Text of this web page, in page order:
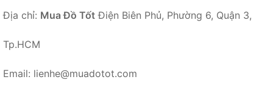
Địa chỉ: Mua Đồ Tốt Điện Biên Phủ, Phường 6, Quận 3,
Tp.HCM
Email: lienhe@muadotot.com